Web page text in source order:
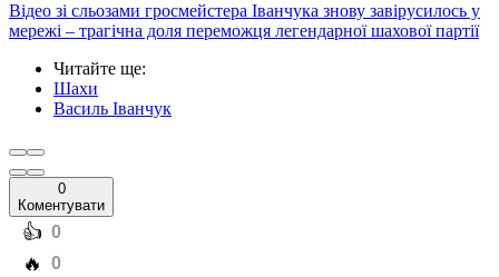
Відео зі сльозами гросмейстера Іванчука знову завірусилось у
мережі – трагічна доля переможця легендарної шахової партії
Читайте ще:
Шахи
Василь Іванчук
0
Коментувати
️👍 0
️🔥 0